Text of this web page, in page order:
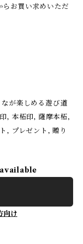
らお買い求めいただ
が楽しめる遊び道
, 本柘印, 薩摩本柘,
, プレゼント, 贈り
向け